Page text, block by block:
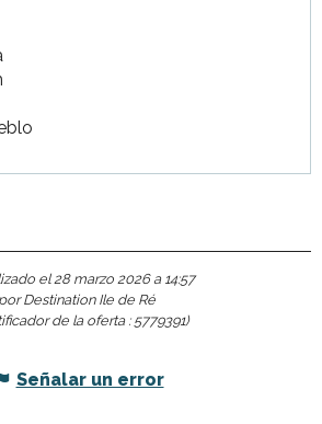
el 28 marzo 2026 a 14:57
por Destination Ile de Ré
de la oferta : 5779391)
Señalar un error